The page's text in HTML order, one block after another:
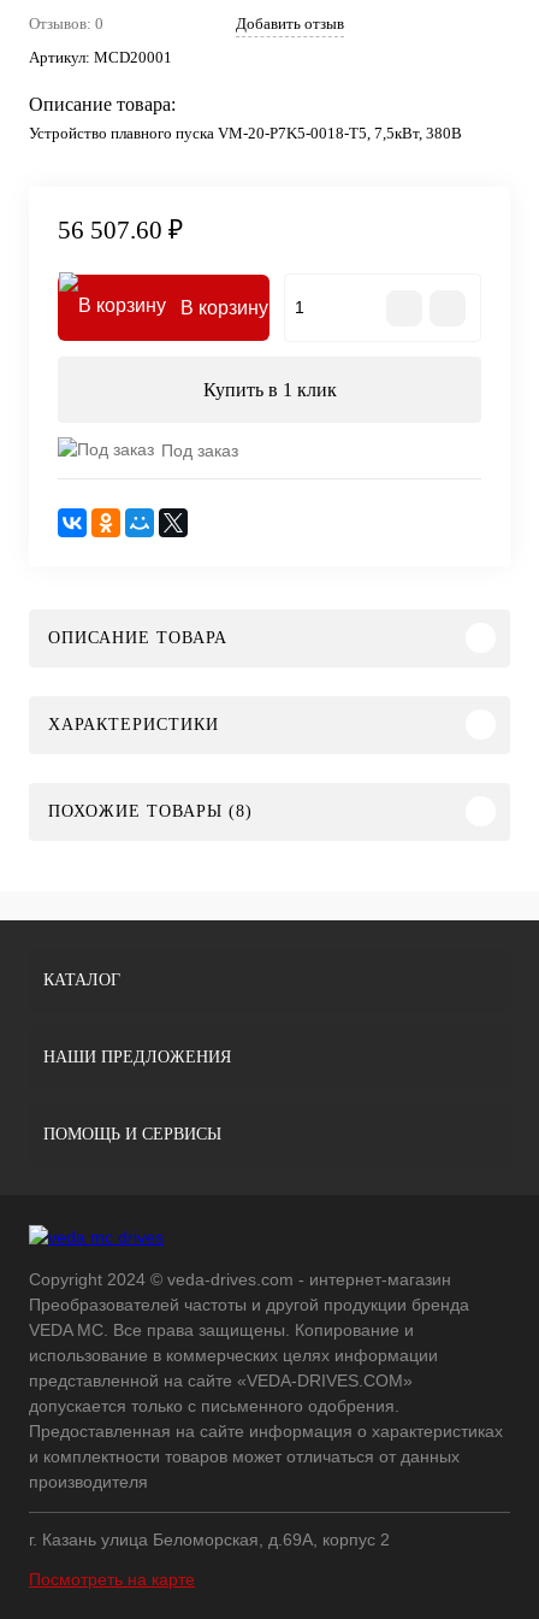
Отзывов: 0
Добавить отзыв
Артикул: MCD20001
Описание товара:
Устройство плавного пуска VM-20-P7K5-0018-T5, 7,5кВт, 380В
56 507.60 ₽
В корзину
Купить в 1 клик
Под заказ
ОПИСАНИЕ ТОВАРА
ХАРАКТЕРИСТИКИ
ПОХОЖИЕ ТОВАРЫ (8)
КАТАЛОГ
НАШИ ПРЕДЛОЖЕНИЯ
ПОМОЩЬ И СЕРВИСЫ
Copyright 2024 © veda-drives.com - интернет-магазин
Преобразователей частоты и другой продукции бренда
VEDA MC. Все права защищены. Копирование и
использование в коммерческих целях информации
представленной на сайте «VEDA-DRIVES.COM»
допускается только с письменного одобрения.
Предоставленная на сайте информация о характеристиках
и комплектности товаров может отличаться от данных
производителя
г. Казань улица Беломорская, д.69А, корпус 2
Посмотреть на карте